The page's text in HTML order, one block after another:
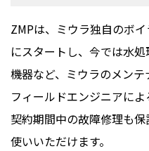
ZMPは、ミウラ独自のボ
にスタートし、今では水
機器など、ミウラのメンテ
フィールドエンジニアによ
契約期間中の故障修理も
使いいただけます。